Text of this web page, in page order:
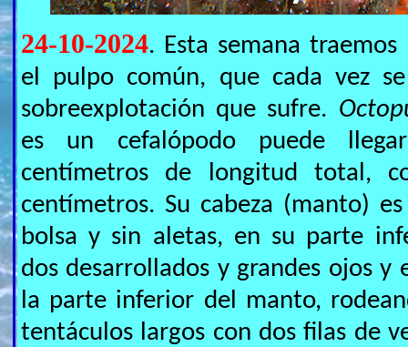
24-10-2024. Esta semana
el pulpo común, que cada vez
sobreexplotación que sufre.
es un cefalópodo puede
centímetros de longitud total,
centímetros. Su cabeza (manto)
bolsa y sin aletas, en su parte
dos desarrollados y grandes ojos y
la parte inferior del manto,
tentáculos largos con dos filas de